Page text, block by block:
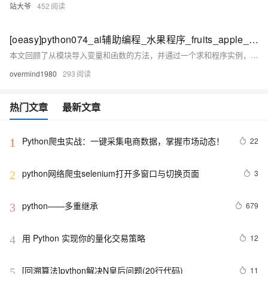
站大爷 452
[oeasy]python074_ai辅助编程_水果程序_fruits_apple_banana_加法_python之禅
本文回顾了从模块导入变量和函数的方法，并通过一个求和程序实例，讲解了Python中输入处理、类型转换及异常处理的应用。重点分析了“明了胜于晦涩”（Explicit is better than implicit）的Python之禅理念，强调代码应清晰明确。最后总结了加法运算程序的实现过程，并预告后续内容将深入探讨变量类型的隐式与显式问题。附有相关资源链接供进一步学习。
overmind1980 293
热门文章 最新文章
1 Python爬虫实战：一键采集电商数据，掌握市场动态！ 22
2 python网络爬虫selenium打开多窗口与切换页面 3
3 python——多重继承 679
4 用 Python 实现你的量化交易策略 12
5 [回溯算法]python解决N皇后问题(20行代码) 11